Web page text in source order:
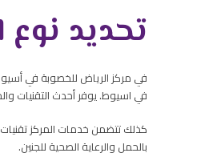
تحديد
في مركز الرياض للخصوبة في
في اسيوط. يوفر أحدث التقنيات
كذلك تتضمن خدمات المركز تقنيات
بالحمل والرعاية الصحية للجنين.